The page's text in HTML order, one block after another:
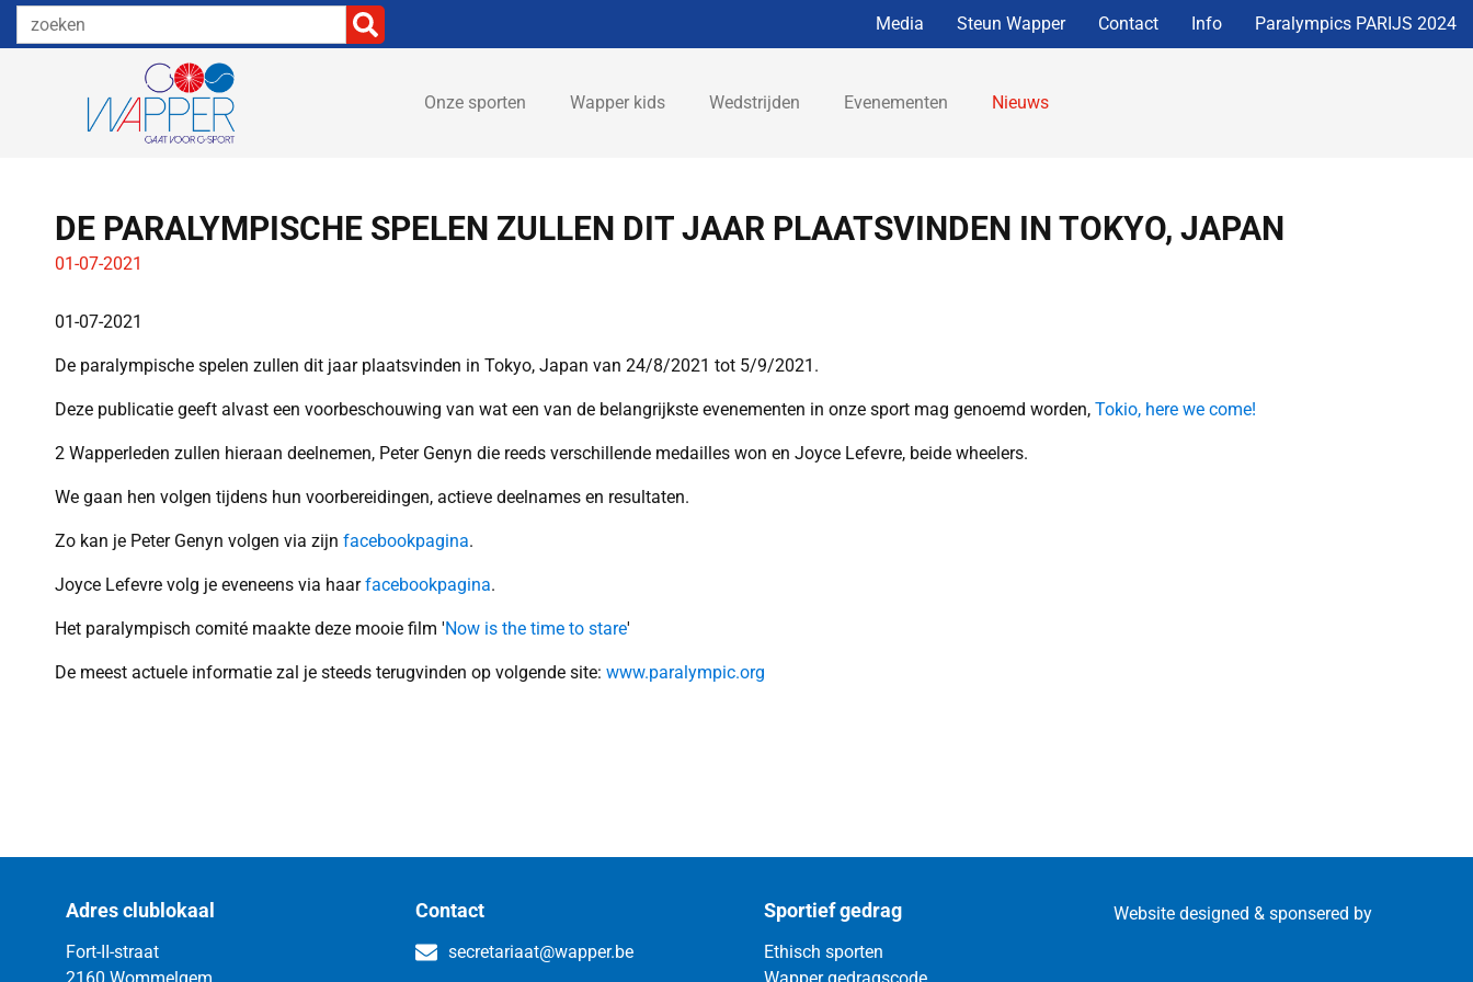
Media Steun Wapper Contact Info Paralympics PARIJS 2024
Onze sporten Wapper kids Wedstrijden Evenementen Nieuws
DE PARALYMPISCHE SPELEN ZULLEN DIT JAAR PLAATSVINDEN IN TOKYO, JAPAN
01-07-2021
01-07-2021
De paralympische spelen zullen dit jaar plaatsvinden in Tokyo, Japan van 24/8/2021 tot 5/9/2021.
Deze publicatie geeft alvast een voorbeschouwing van wat een van de belangrijkste evenementen in onze sport mag genoemd worden, Tokio, here we come!
2 Wapperleden zullen hieraan deelnemen, Peter Genyn die reeds verschillende medailles won en Joyce Lefevre, beide wheelers.
We gaan hen volgen tijdens hun voorbereidingen, actieve deelnames en resultaten.
Zo kan je Peter Genyn volgen via zijn facebookpagina.
Joyce Lefevre volg je eveneens via haarfacebookpagina.
Het paralympisch comité maakte deze mooie film 'Now is the time to stare'
De meest actuele informatie zal je steeds terugvinden op volgende site: www.paralympic.org
Adres clublokaal
Fort-II-straat
Contact
secretariaat@wapper.be
Sportief gedrag
Ethisch sporten
Website designed & sponsered by